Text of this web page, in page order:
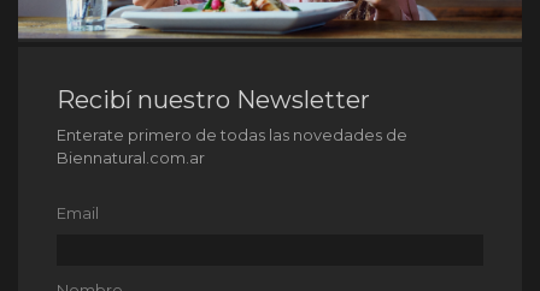
Recibí nuestro Newsletter
Enterate primero de todas las novedades de
Biennatural.com.ar
Email